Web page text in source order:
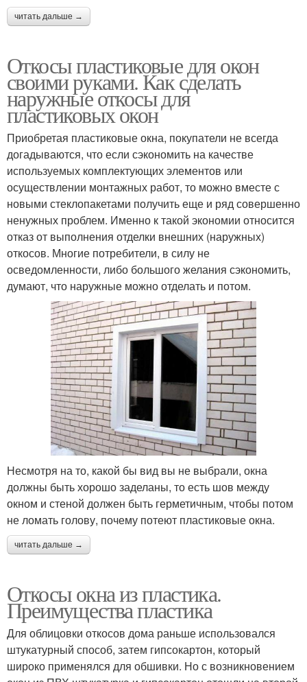
читать дальше →
Откосы пластиковые для окон
своими руками. Как сделать
наружные откосы для
пластиковых окон
Приобретая пластиковые окна, покупатели не всегда
догадываются, что если сэкономить на качестве
используемых комплектующих элементов или
осуществлении монтажных работ, то можно вместе с
новыми стеклопакетами получить еще и ряд совершенно
ненужных проблем. Именно к такой экономии относится
отказ от выполнения отделки внешних (наружных)
откосов. Многие потребители, в силу не
осведомленности, либо большого желания сэкономить,
думают, что наружные можно отделать и потом.
Несмотря на то, какой бы вид вы не выбрали, окна
должны быть хорошо заделаны, то есть шов между
окном и стеной должен быть герметичным, чтобы потом
не ломать голову, почему потеют пластиковые окна.
читать дальше →
Откосы окна из пластика.
Преимущества пластика
Для облицовки откосов дома раньше использовался
штукатурный способ, затем гипсокартон, который
широко применялся для обшивки. Но с возникновением